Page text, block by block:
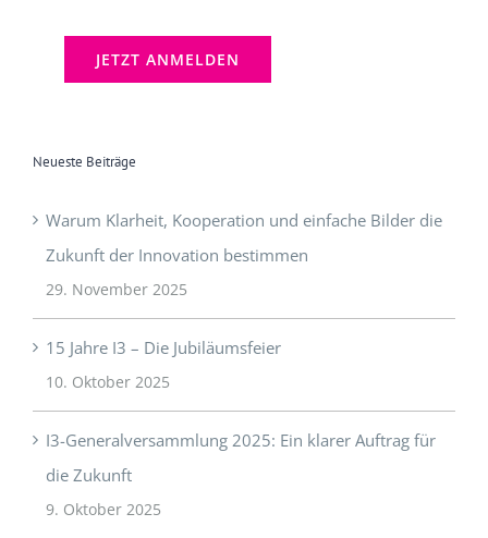
Neueste Beiträge
Warum Klarheit, Kooperation und einfache Bilder die
Zukunft der Innovation bestimmen
29. November 2025
15 Jahre I3 – Die Jubiläumsfeier
10. Oktober 2025
I3-Generalversammlung 2025: Ein klarer Auftrag für
die Zukunft
9. Oktober 2025